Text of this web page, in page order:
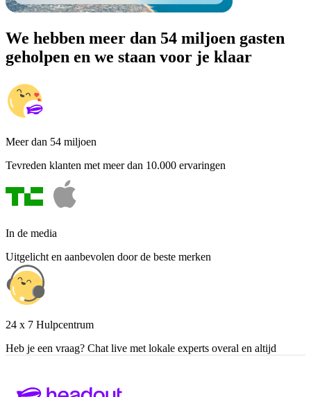
We hebben meer dan 54 miljoen gasten
geholpen en we staan voor je klaar
Meer dan 54 miljoen
Tevreden klanten met meer dan 10.000 ervaringen
In de media
Uitgelicht en aanbevolen door de beste merken
24 x 7 Hulpcentrum
Heb je een vraag? Chat live met lokale experts overal en altijd